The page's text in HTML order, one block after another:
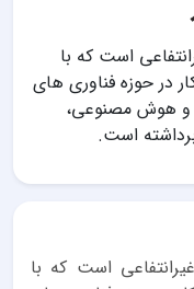
است که با
در حوزه فناوری های
و هوش مصنوعی،
است.
است که با